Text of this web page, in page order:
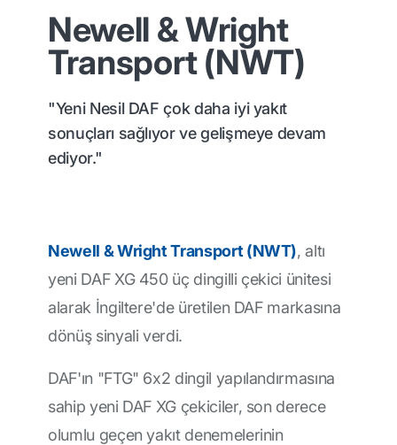
Newell & Wright
Transport (NWT)
"Yeni Nesil DAF çok daha iyi yakıt
sonuçları sağlıyor ve gelişmeye devam
ediyor."
Newell & Wright Transport (NWT), altı
yeni DAF XG 450 üç dingilli çekici ünitesi
alarak İngiltere'de üretilen DAF markasına
dönüş sinyali verdi.
DAF'ın "FTG" 6x2 dingil yapılandırmasına
sahip yeni DAF XG çekiciler, son derece
olumlu geçen yakıt denemelerinin